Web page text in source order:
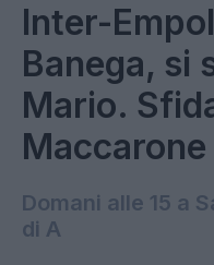
Inter-
Banega, si
Mario.
Maccarone
Domani alle 15 a
di A